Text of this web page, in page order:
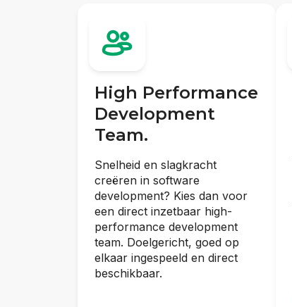
High Performance
Development
Team.
Snelheid en slagkracht
creëren in software
development? Kies dan voor
een direct inzetbaar high-
performance development
team. Doelgericht, goed op
elkaar ingespeeld en direct
beschikbaar.